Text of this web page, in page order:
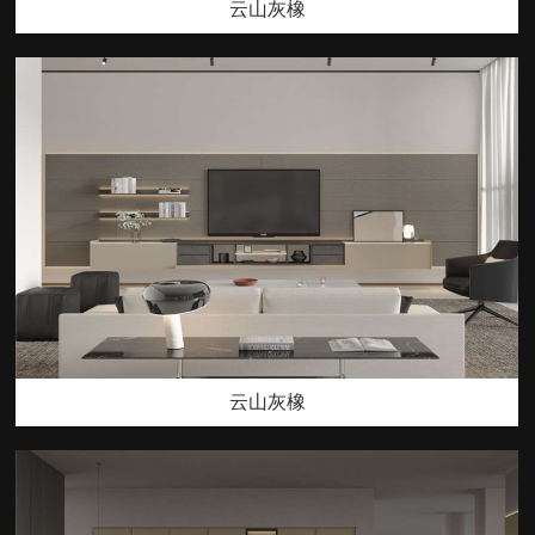
云山灰橡
云山灰橡